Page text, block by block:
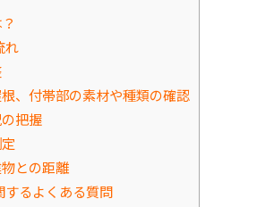
れ
付帯部の素材や種類の確認
把握
との距離
るよくある質問